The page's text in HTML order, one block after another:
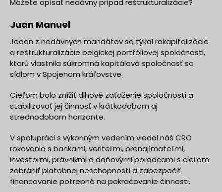
Juan Manuel
Jeden z nedávnych mandátov sa týkal rekapitalizácie
a reštrukturalizácie belgickej portfóliovej spoločnosti,
ktorú vlastnila súkromná kapitálová spoločnosť so
sídlom v Spojenom kráľovstve.
Cieľom bolo znížiť dlhové zaťaženie spoločnosti a
stabilizovať jej činnosť v krátkodobom aj
strednodobom horizonte.
V spolupráci s výkonným vedením viedol náš CRO
rokovania s bankami, veriteľmi, prenajímateľmi,
investormi, právnikmi a daňovými poradcami s cieľom
zabrániť platobnej neschopnosti a zabezpečiť
financovanie potrebné na pokračovanie činnosti.